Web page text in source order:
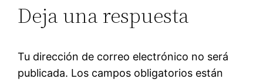
Deja una respuesta
Tu dirección de correo electrónico no será
publicada. Los campos obligatorios están